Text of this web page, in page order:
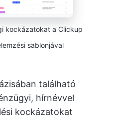
kockázatokat a Clickup
sablonjával
található
hírnévvel
kockázatokat